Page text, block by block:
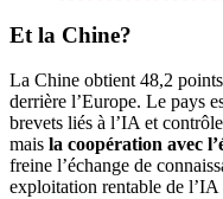
Et la Chine?
La Chine obtient 48,2
derrière l’Europe. Le pays
brevets liés à l’IA et
mais la coopération avec
freine l’échange de
exploitation rentable de l’IA